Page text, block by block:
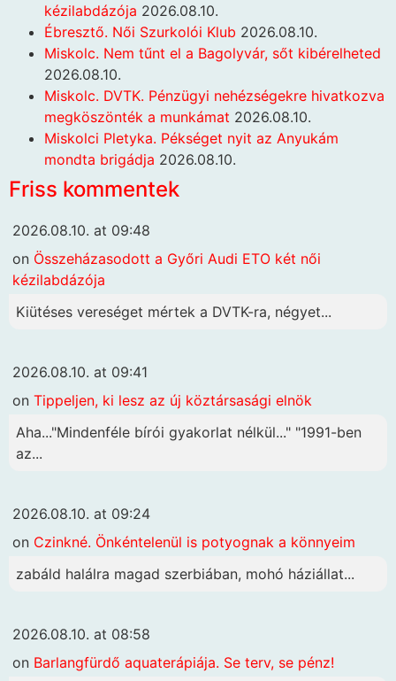
kézilabdázója 2026.08.10.
Ébresztő. Női Szurkolói Klub 2026.08.10.
Miskolc. Nem tűnt el a Bagolyvár, sőt kibérelheted
2026.08.10.
Miskolc. DVTK. Pénzügyi nehézségekre hivatkozva
megköszönték a munkámat 2026.08.10.
Miskolci Pletyka. Pékséget nyit az Anyukám
mondta brigádja 2026.08.10.
Friss kommentek
2026.08.10. at 09:48
on Összeházasodott a Győri Audi ETO két női
kézilabdázója
Kiütéses vereséget mértek a DVTK-ra, négyet...
2026.08.10. at 09:41
on Tippeljen, ki lesz az új köztársasági elnök
Aha..."Mindenféle bírói gyakorlat nélkül..." "1991-ben
az...
2026.08.10. at 09:24
on Czinkné. Önkéntelenül is potyognak a könnyeim
zabáld halálra magad szerbiában, mohó háziállat...
2026.08.10. at 08:58
on Barlangfürdő aquaterápiája. Se terv, se pénz!